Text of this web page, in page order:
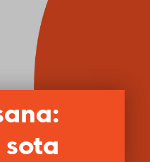
sota